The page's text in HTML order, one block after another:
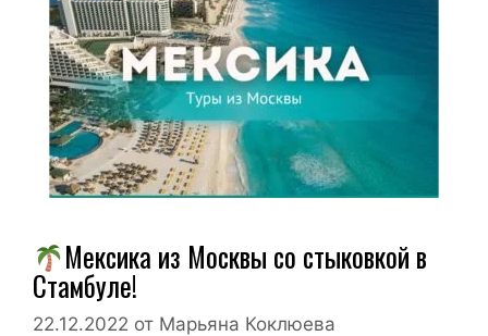
Мексика из Москвы со стыковкой в
Стамбуле!
22.12.2022 от Марьяна Коклюева